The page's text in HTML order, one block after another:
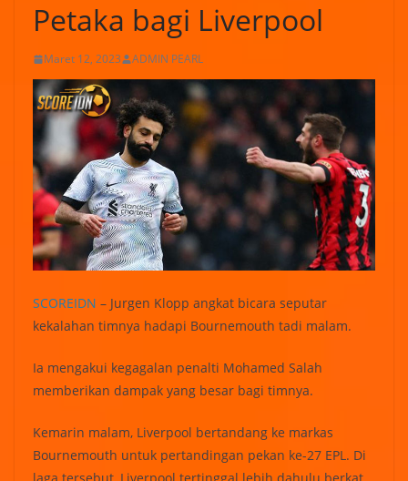
Petaka bagi Liverpool
Maret 12, 2023 ADMIN PEARL
SCOREIDN – Jurgen Klopp angkat bicara seputar
kekalahan timnya hadapi Bournemouth tadi malam.
Ia mengakui kegagalan penalti Mohamed Salah
memberikan dampak yang besar bagi timnya.
Kemarin malam, Liverpool bertandang ke markas
Bournemouth untuk pertandingan pekan ke-27 EPL. Di